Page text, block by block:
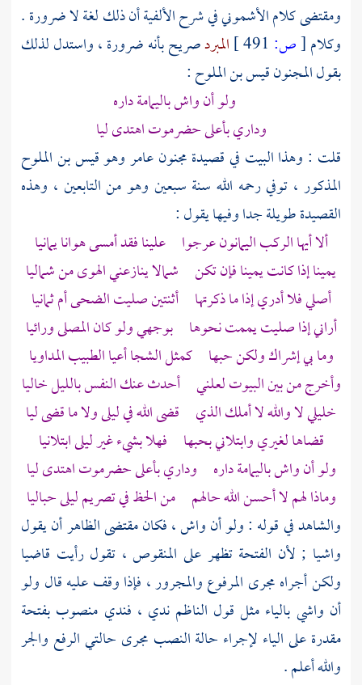
ومقتضى كلامالأشمونيفي شرح الألفية أن ذلك لغة لا ضرورة .
وكلام[ص: المبردصريح بأنه ضرورة ، واستدل لذلك
بقول المجنونقيس بن الملوح:
ولو أن واش باليمامة داره
وداري بأعلى حضرموت اهتدى ليا
قلت : وهذا البيت في قصيدةمجنون عامر وهو قيس بن الملوح
المذكور ، توفي رحمه الله سنة سبعين وهو من التابعين ، وهذه
القصيدة طويلة جدا وفيها يقول :
ألا أيها الركب اليمانون عرجوا علينا فقد أمسى هوانا يمانيا
يمينا إذا كانت يمينا فإن تكن شمالا ينازعني الهوى من شماليا
أصلي فلا أدري إذا ما ذكرتها أثنتين صليت الضحى أم ثمانيا
أراني إذا صليت يممت نحوها بوجهي ولو كان المصلى ورائيا
وما بي إشراك ولكن حبها كمثل الشجا أعيا الطبيب المداويا
وأخرج من بين البيوت لعلني أحدث عنك النفس بالليل خاليا
خليلي لا والله لا أملك الذي قضى الله فيليلىولا ما قضى ليا
قضاها لغيري وابتلاني بحبها فهلا بشيء غيرليلىابتلانيا
ولو أن واش باليمامة داره وداري بأعلى حضرموت اهتدى ليا
وماذا لهم لا أحسن الله حالهم من الحظ في تصريمليلىحباليا
والشاهد في قوله : ولو أن واش ، فكان مقتضى الظاهر أن يقول
واشيا ; لأن الفتحة تظهر على المنقوص ، تقول رأيت قاضيا
ولكن أجراه مجرى المرفوع والمجرور ، فإذا وقف عليه قال ولو
أن واشي بالياء مثل قول الناظم ندي ، فندي منصوب بفتحة
مقدرة على الياء لإجراء حالة النصب مجرى حالتي الرفع والجر
والله أعلم .